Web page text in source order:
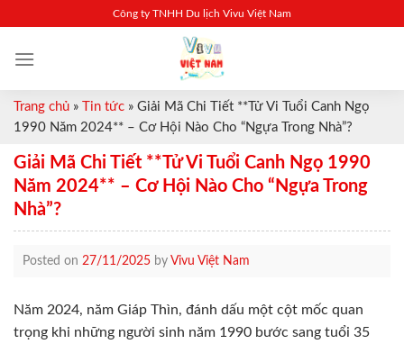
content
Công ty TNHH Du lịch Vivu Việt Nam
Trang chủ » Tin tức » Giải Mã Chi Tiết **Tử Vi Tuổi Canh Ngọ
1990 Năm 2024** – Cơ Hội Nào Cho “Ngựa Trong Nhà”?
Giải Mã Chi Tiết **Tử Vi Tuổi Canh Ngọ 1990
Năm 2024** – Cơ Hội Nào Cho “Ngựa Trong
Nhà”?
Posted on 27/11/2025 by Vivu Việt Nam
Năm 2024, năm Giáp Thìn, đánh dấu một cột mốc quan
trọng khi những người sinh năm 1990 bước sang tuổi 35